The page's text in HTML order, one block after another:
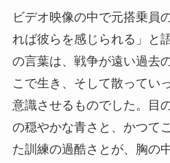
ビデオ映像の中で元搭乗員
れば彼らを感じられる」と
の言葉は、戦争が遠い過去
こで生き、そして散ってい
意識させるものでした。目
の穏やかな青さと、かつて
た訓練の過酷さとが、胸の